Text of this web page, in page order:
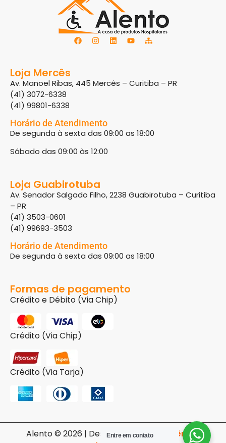
Loja Mercês
Av. Manoel Ribas, 445 Mercês – Curitiba – PR
(41) 3072-6338
(41) 99801-6338
Horário de Atendimento
De segunda à sexta das 09:00 as 18:00
Sábado das 09:00 às 12:00
Loja Guabirotuba
Av. Senador Salgado Filho, 2238 Guabirotuba – Curitiba
– PR
(41) 3503-0601
(41) 99693-3503
Horário de Atendimento
De segunda à sexta das 09:00 as 18:00
Formas de pagamento
Crédito e Débito (Via Chip)
Crédito (Via Chip)
Crédito (Via Tarja)
Alento © 2026 | Desenvolvido pela
Agência
Entre em contato